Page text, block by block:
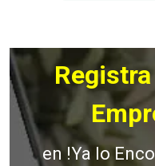
en !Ya lo